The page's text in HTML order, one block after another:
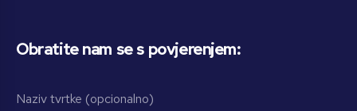
Obratite nam se s povjerenjem: